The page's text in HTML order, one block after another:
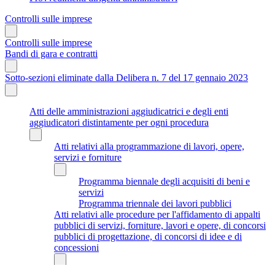
Controlli sulle imprese
Controlli sulle imprese
Bandi di gara e contratti
Sotto-sezioni eliminate dalla Delibera n. 7 del 17 gennaio 2023
Atti delle amministrazioni aggiudicatrici e degli enti
aggiudicatori distintamente per ogni procedura
Atti relativi alla programmazione di lavori, opere,
servizi e forniture
Programma biennale degli acquisiti di beni e
servizi
Programma triennale dei lavori pubblici
Atti relativi alle procedure per l'affidamento di appalti
pubblici di servizi, forniture, lavori e opere, di concorsi
pubblici di progettazione, di concorsi di idee e di
concessioni